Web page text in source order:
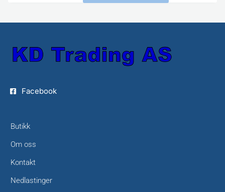
Facebook
Butikk
Om oss
Kontakt
Nedlastinger